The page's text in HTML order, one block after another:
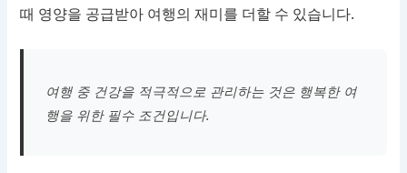
때 영양을 공급받아 여행의 재미를 더할 수 있습니다.
여행 중 건강을 적극적으로 관리하는 것은 행복한 여
행을 위한 필수 조건입니다.